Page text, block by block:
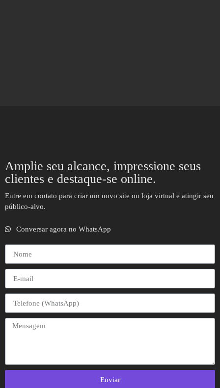
Amplie seu alcance, impressione seus
clientes e destaque-se online.
Entre em contato para criar um novo site ou loja virtual e atingir seu
público-alvo.
Conversar agora no WhatsApp
Enviar